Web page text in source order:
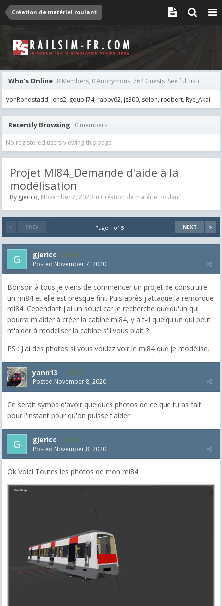
Création de matériel roulant
Who's Online 8 Members, 0 Anonymous, 764 Guests (See full list)
VonRondstadd jons2 goupil74 rabby62 js300 solon roobert Rye_Akai
Recently Browsing 0 members
No registered users viewing this page.
Projet MI84_Demande d'aide à la
modélisation
By gjerico, November 7, 2020 in Création de matériel roulant
PREV NEXT
Page 1 of 5
gjerico 86
Posted November 7, 2020
Bonsoir à tous je viens de commencer un projet de construire
un mi84 et elle est presque fini. Puis après j'attaque la remorque
mi84. Cependant j'ai un souci car je recherche quelqu'un qui
pourra m'aider à créer la cabine mi84, y a t-il quelqu'un qui peut
m'aider à modéliser la cabine s'il vous plait ?
PS : J'ai des photos si vous voulez voir le mi84 que je modélise.
yann13 950
Posted November 8, 2020
Ce serait sympa d'avoir quelques photos de ce que tu as fait
pour l'instant pour qu'on puisse t'aider
gjerico 86
Posted November 8, 2020
Ok Voici Toutes les photos de mon mi84